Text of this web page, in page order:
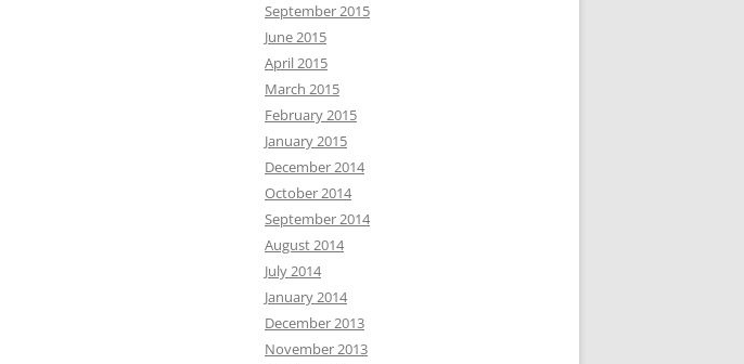
September 2015
June 2015
April 2015
March 2015
February 2015
January 2015
December 2014
October 2014
September 2014
August 2014
July 2014
January 2014
December 2013
November 2013